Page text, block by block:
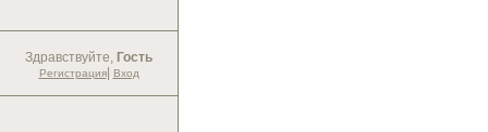
Здравствуйте, Гость
Регистрация| Вход